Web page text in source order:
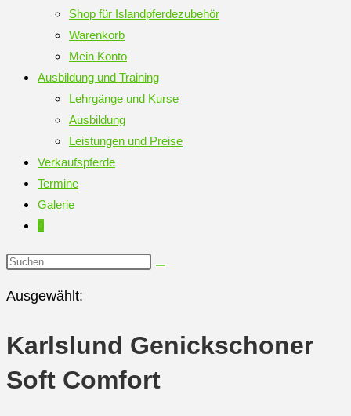
Shop für Islandpferdezubehör
Warenkorb
Mein Konto
Ausbildung und Training
Lehrgänge und Kurse
Ausbildung
Leistungen und Preise
Verkaufspferde
Termine
Galerie
0
Diese
durchsuchen
Ausgewählt:
Karlslund Genickschoner
Soft Comfort